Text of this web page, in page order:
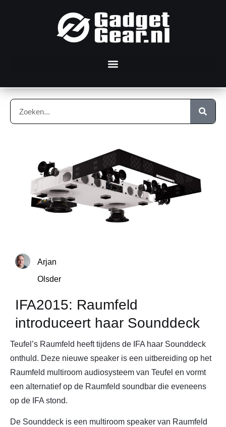
Arjan
Olsder
IFA2015: Raumfeld
introduceert haar Sounddeck
Teufel’s Raumfeld heeft tijdens de IFA haar Sounddeck
onthuld. Deze nieuwe speaker is een uitbereiding op het
Raumfeld multiroom audiosysteem van Teufel en vormt
een alternatief op de Raumfeld soundbar die eveneens
op de IFA stond.
De Sounddeck is een multiroom speaker van Raumfeld